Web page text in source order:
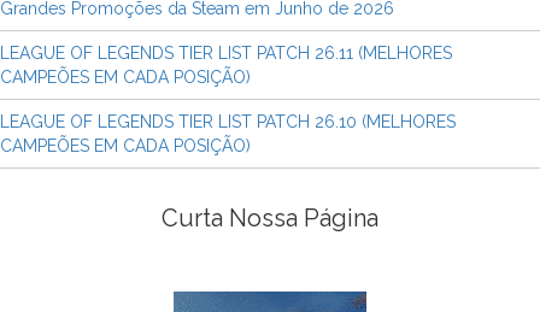
Grandes Promoções da Steam em Junho de 2026
LEAGUE OF LEGENDS TIER LIST PATCH 26.11 (MELHORES
CAMPEÕES EM CADA POSIÇÃO)
LEAGUE OF LEGENDS TIER LIST PATCH 26.10 (MELHORES
CAMPEÕES EM CADA POSIÇÃO)
Curta Nossa Página